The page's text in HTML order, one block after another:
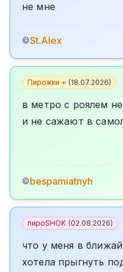
не мне
©St.Alex
Пирожки + (18.07.2026)
в метро с роялем
и не сажают в
©bespamiatnyh
пироSHOK (02.08.2026)
что у меня в
хотела прыгнуть